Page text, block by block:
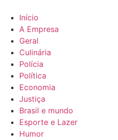
para
conteúdo
Início
A Empresa
Geral
Culinária
Polícia
Política
Economia
Justiça
Brasil e mundo
Esporte e Lazer
Humor